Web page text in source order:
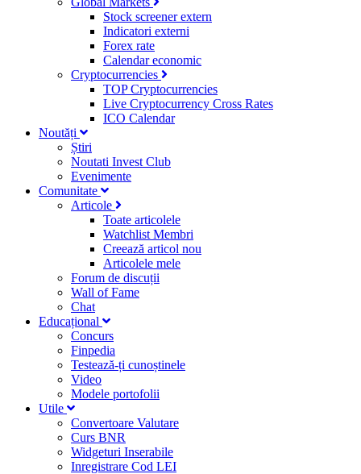
Stock screener extern
Indicatori externi
Forex rate
Calendar economic
Cryptocurrencies
TOP Cryptocurrencies
Live Cryptocurrency Cross Rates
ICO Calendar
Noutăți
Știri
Noutati Invest Club
Evenimente
Comunitate
Articole
Toate articolele
Watchlist Membri
Creează articol nou
Articolele mele
Forum de discuții
Wall of Fame
Chat
Educațional
Concurs
Finpedia
Testează-ți cunoștinele
Video
Modele portofolii
Utile
Convertoare Valutare
Curs BNR
Widgeturi Inserabile
Inregistrare Cod LEI